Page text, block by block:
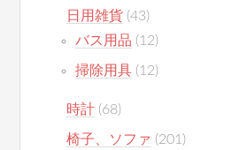
日用雑貨 (43)
バス用品 (12)
掃除用具 (12)
時計 (68)
椅子、ソファ (201)